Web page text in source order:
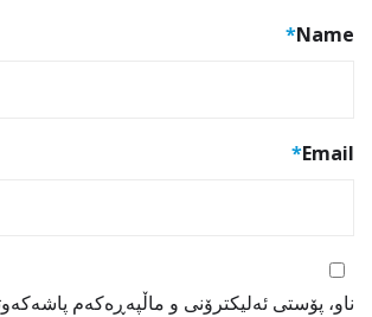
Name
*
Email
*
ناو، پۆستی ئەلیکترۆنی و ماڵپەڕەکەم